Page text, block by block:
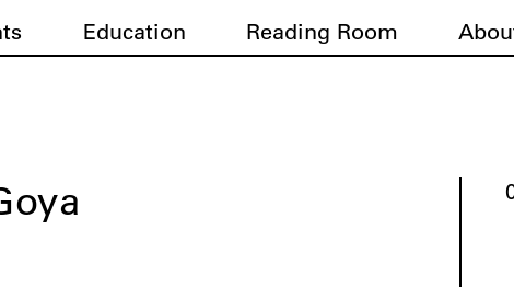
Education Reading Room